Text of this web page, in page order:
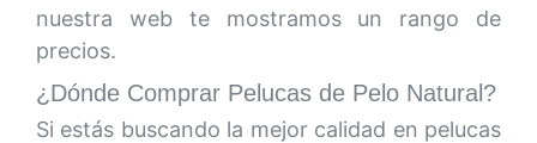
nuestra web te mostramos un rango de
precios.
¿Dónde Comprar Pelucas de Pelo Natural?
Si estás buscando la mejor calidad en pelucas